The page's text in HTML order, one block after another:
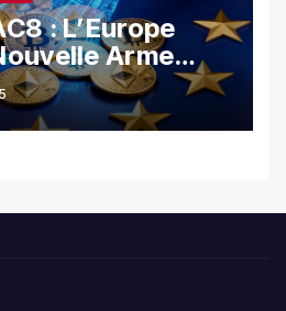
: L’Europe
Arme
Fiscale